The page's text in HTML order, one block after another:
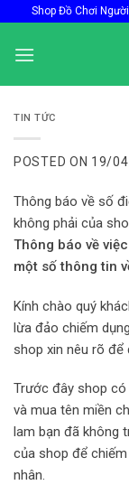
content
Shop Đồ Chơi
TIN TỨC
POSTED ON 19/
Thông báo về số
không phải của
Thông báo về
một số thông tin
Kính chào quý
lừa đảo chiếm
shop xin nêu rõ để
Trước đây shop có
và mua tên miền
lam bạn đã không
của shop để
nhân.